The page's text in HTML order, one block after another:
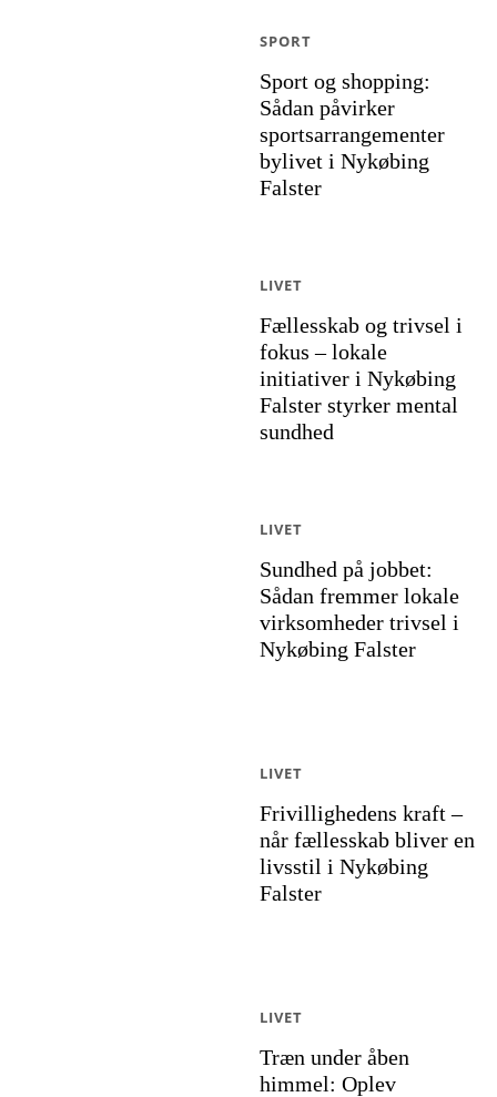
Sport og shopping:
Sådan påvirker
sportsarrangementer
bylivet i Nykøbing
Falster
SPORT
Fællesskab og trivsel i
fokus – lokale
initiativer i Nykøbing
Falster styrker mental
sundhed
LIVET
Sundhed på jobbet:
Sådan fremmer lokale
virksomheder trivsel i
Nykøbing Falster
LIVET
Frivillighedens kraft –
når fællesskab bliver en
livsstil i Nykøbing
Falster
LIVET
Træn under åben
himmel: Oplev
LIVET